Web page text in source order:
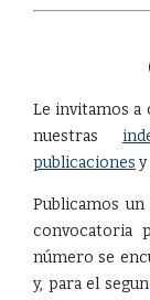
Le invitamos
nuestras
publicaciones y
Publicamos
convocatoria
número se
y, para el